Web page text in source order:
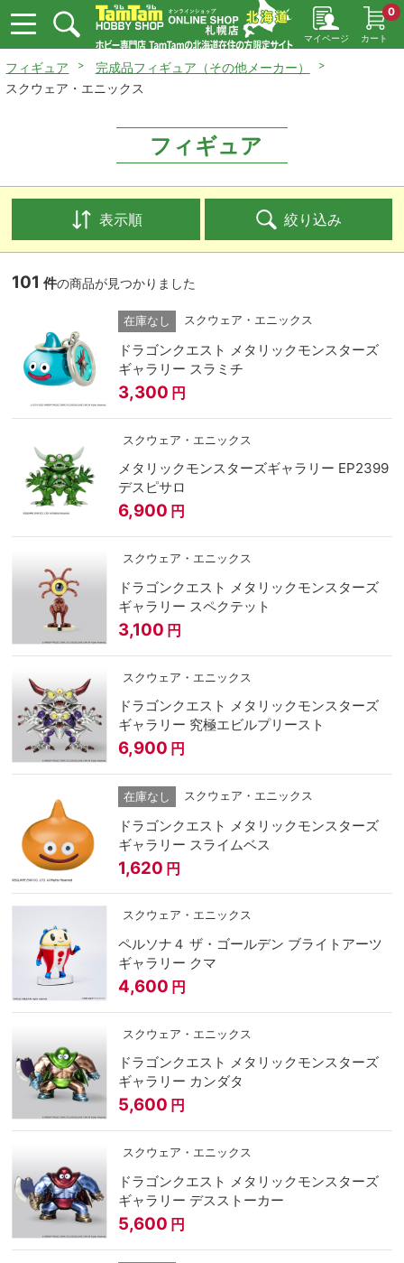
マイページ カート
0
フィギュア
完成品フィギュア（その他メーカー）
スクウェア・エニックス
フィギュア
表示順 絞り込み
101 件の商品が見つかりました
在庫なし スクウェア・エニックス
ドラゴンクエスト メタリックモンスターズ
ギャラリー スラミチ
3,300 円
スクウェア・エニックス
メタリックモンスターズギャラリー EP2399
デスピサロ
6,900 円
スクウェア・エニックス
ドラゴンクエスト メタリックモンスターズ
ギャラリー スペクテット
3,100 円
スクウェア・エニックス
ドラゴンクエスト メタリックモンスターズ
ギャラリー 究極エビルプリースト
6,900 円
在庫なし スクウェア・エニックス
ドラゴンクエスト メタリックモンスターズ
ギャラリー スライムベス
1,620 円
スクウェア・エニックス
ペルソナ４ ザ・ゴールデン ブライトアーツ
ギャラリー クマ
4,600 円
スクウェア・エニックス
ドラゴンクエスト メタリックモンスターズ
ギャラリー カンダタ
5,600 円
スクウェア・エニックス
ドラゴンクエスト メタリックモンスターズ
ギャラリー デスストーカー
5,600 円